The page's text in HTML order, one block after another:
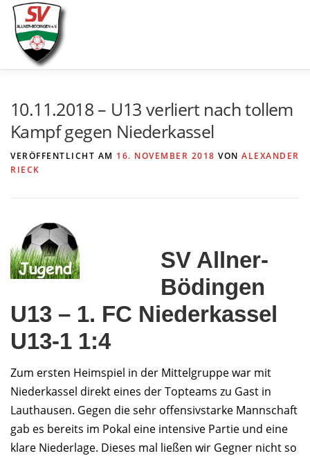
Zum
Inhalt
springen
10.11.2018 – U13 verliert nach tollem
Kampf gegen Niederkassel
VERÖFFENTLICHT AM 16. NOVEMBER 2018 VON ALEXANDER
RIECK
SV Allner-
Bödingen
U13 – 1. FC Niederkassel
U13-1 1:4
Zum ersten Heimspiel in der Mittelgruppe war mit
Niederkassel direkt eines der Topteams zu Gast in
Lauthausen. Gegen die sehr offensivstarke Mannschaft
gab es bereits im Pokal eine intensive Partie und eine
klare Niederlage. Dieses mal ließen wir Gegner nicht so